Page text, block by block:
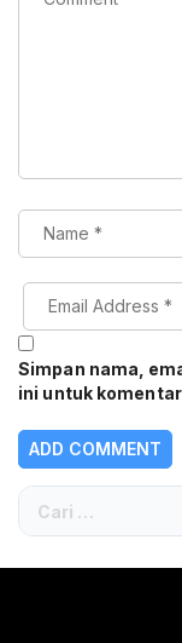
Simpan nama,
ini untuk
Cari
untuk: